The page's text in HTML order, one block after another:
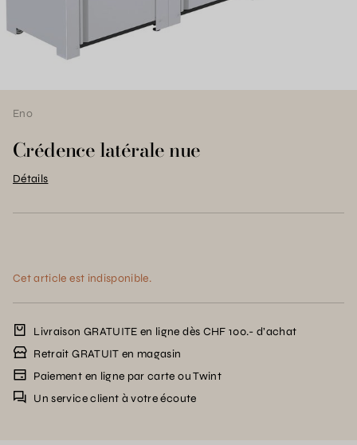
Eno
Crédence latérale nue
Détails
Cet article est indisponible.
Livraison GRATUITE en ligne dès CHF 100.- d’achat
Retrait GRATUIT en magasin
Paiement en ligne par carte ou Twint
Un service client à votre écoute